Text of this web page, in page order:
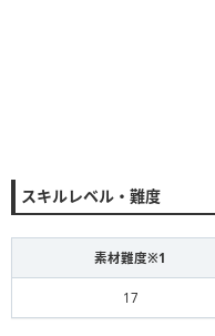
スキルレベル・難度
素材難度※1
17